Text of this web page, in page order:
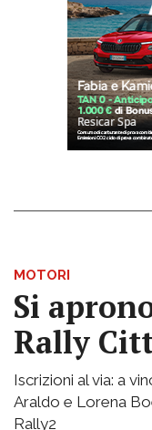
MOTORI
Si
Rally
Iscrizioni al via: a
Araldo e Lorena
Rally2